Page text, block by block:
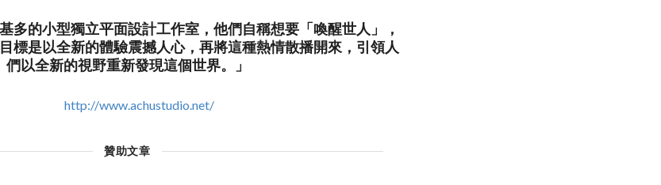
多的小型獨立平面設計工作室，他們自稱想要「喚醒世人」，
標是以全新的體驗震撼人心，再將這種熱情散播開來，引領人
們以全新的視野重新發現這個世界。」
http://www.achustudio.net/
贊助文章